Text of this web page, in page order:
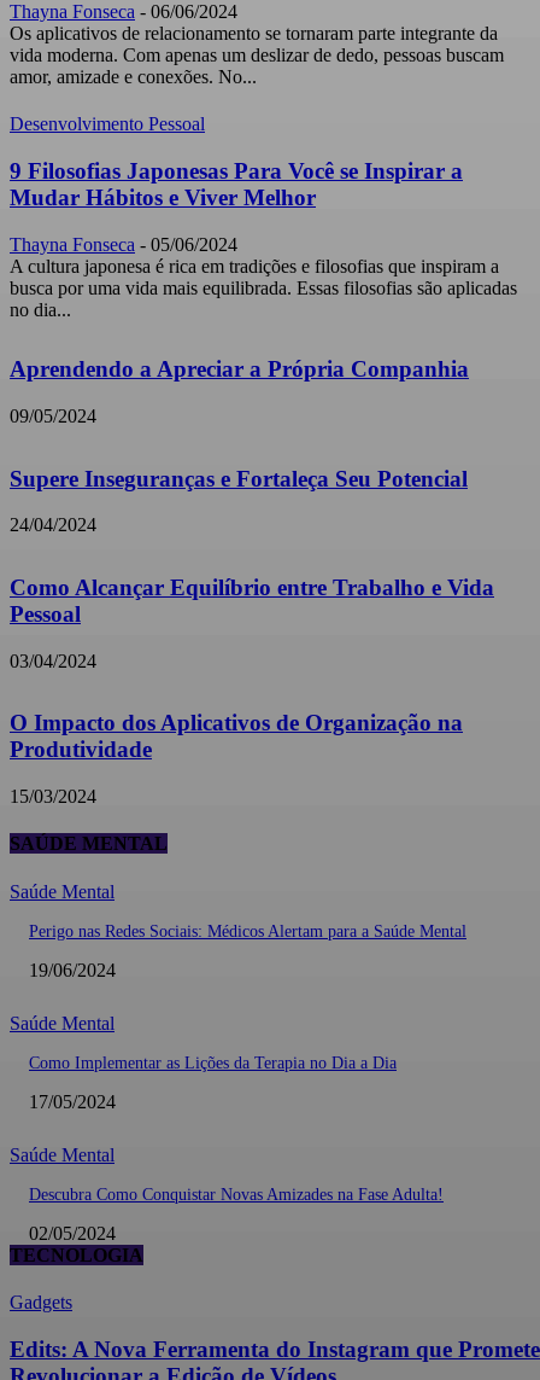
Thayna Fonseca - 06/06/2024
Os aplicativos de relacionamento se tornaram parte integrante da
vida moderna. Com apenas um deslizar de dedo, pessoas buscam
amor, amizade e conexões. No...
Desenvolvimento Pessoal
9 Filosofias Japonesas Para Você se Inspirar a
Mudar Hábitos e Viver Melhor
Thayna Fonseca - 05/06/2024
A cultura japonesa é rica em tradições e filosofias que inspiram a
busca por uma vida mais equilibrada. Essas filosofias são aplicadas
no dia...
Aprendendo a Apreciar a Própria Companhia
09/05/2024
Supere Inseguranças e Fortaleça Seu Potencial
24/04/2024
Como Alcançar Equilíbrio entre Trabalho e Vida
Pessoal
03/04/2024
O Impacto dos Aplicativos de Organização na
Produtividade
15/03/2024
SAÚDE MENTAL
Saúde Mental
Perigo nas Redes Sociais: Médicos Alertam para a Saúde Mental
19/06/2024
Saúde Mental
Como Implementar as Lições da Terapia no Dia a Dia
17/05/2024
Saúde Mental
Descubra Como Conquistar Novas Amizades na Fase Adulta!
02/05/2024
TECNOLOGIA
Gadgets
Edits: A Nova Ferramenta do Instagram que Promete